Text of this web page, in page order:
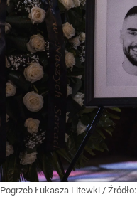
Pogrzeb Łukasza Litewki / Źródło: